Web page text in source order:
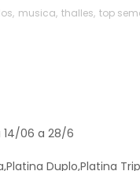
, musica, thalles, top
14/06 a 28/6
Duplo,Platina